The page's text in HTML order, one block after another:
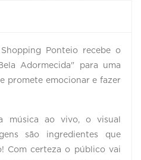
Ponteio recebe o
Adormecida" para uma
promete emocionar e fazer
música ao vivo, o visual
são ingredientes que
Com certeza o público vai